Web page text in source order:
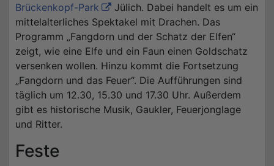
Brückenkopf-Park
Jülich. Dabei handelt es um ein
mittelalterliches Spektakel mit Drachen. Das
Programm „Fangdorn und der Schatz der Elfen“
zeigt, wie eine Elfe und ein Faun einen Goldschatz
versenken wollen. Hinzu kommt die Fortsetzung
„Fangdorn und das Feuer“. Die Aufführungen sind
täglich um 12.30, 15.30 und 17.30 Uhr. Außerdem
gibt es historische Musik, Gaukler, Feuerjonglage
und Ritter.
Feste